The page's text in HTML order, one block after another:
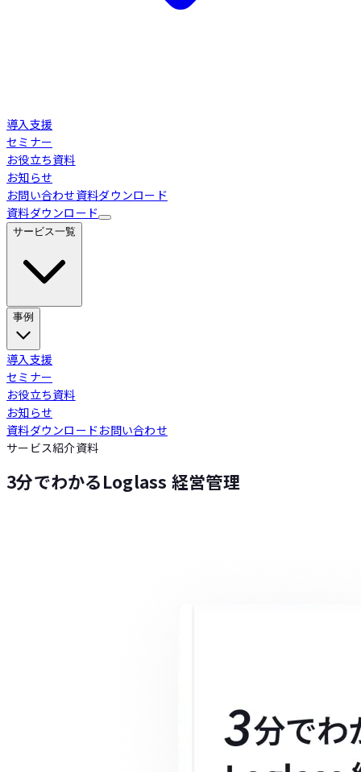
導入支援
セミナー
お役立ち資料
お知らせ
お問い合わせ資料ダウンロード
資料ダウンロード
サービス一覧
Loglass 経営管理
Loglass 人員計画
Loglass 設備投資計画
事例
導入事例
導入支援
セミナー
お役立ち資料
お知らせ
資料ダウンロードお問い合わせ
サービス紹介資料
3分でわかるLoglass 経営管理